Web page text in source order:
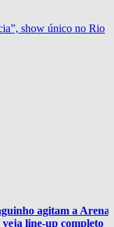
show único no Rio
agitam a Arena
line-up completo